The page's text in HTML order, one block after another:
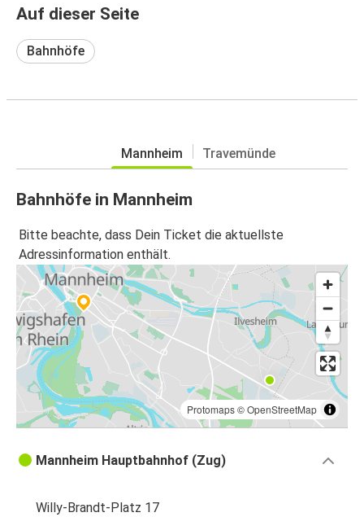
Auf dieser Seite
Bahnhöfe
Mannheim Travemünde
Bahnhöfe in Mannheim
Bitte beachte, dass Dein Ticket die aktuellste
Adressinformation enthält.
Protomaps©OpenStreetMap
Mannheim Hauptbahnhof (Zug)
Willy-Brandt-Platz 17